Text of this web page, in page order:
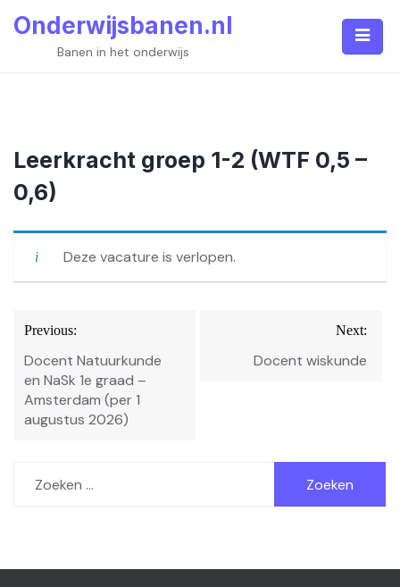
Onderwijsbanen.nl
Banen in het onderwijs
Leerkracht groep 1-2 (WTF 0,5 –
0,6)
Deze vacature is verlopen.
Bericht
navigatie
Previous:
Docent Natuurkunde
en NaSk 1e graad –
Amsterdam (per 1
augustus 2026)
Next:
Docent wiskunde
naar: